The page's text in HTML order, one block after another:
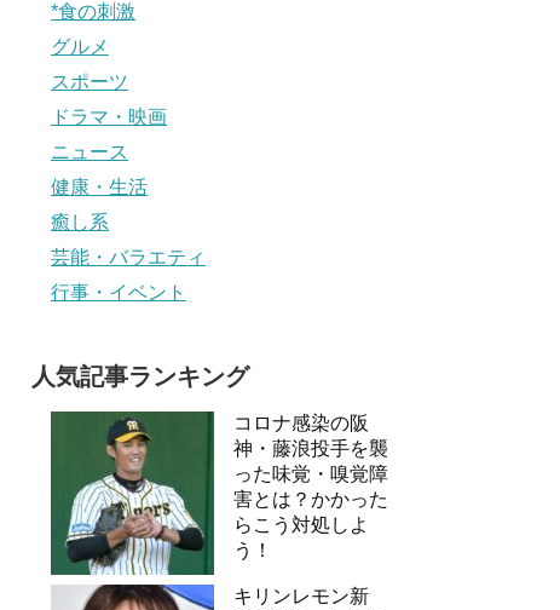
*食の刺激
グルメ
スポーツ
ドラマ・映画
ニュース
健康・生活
癒し系
芸能・バラエティ
行事・イベント
人気記事ランキング
コロナ感染の阪
神・藤浪投手を襲
った味覚・嗅覚障
害とは？かかった
らこう対処しよ
う！
キリンレモン新